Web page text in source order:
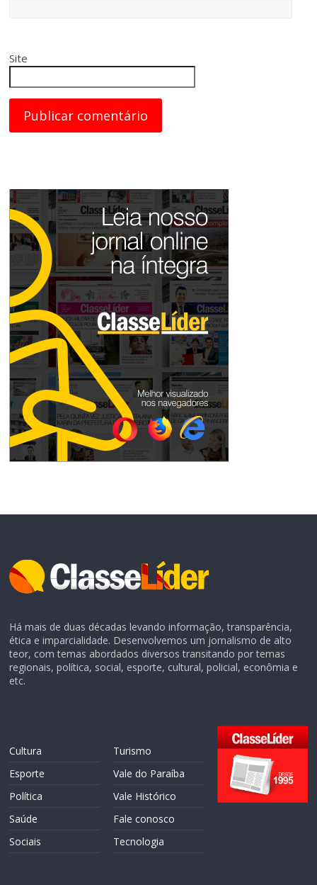
Site
Há mais de duas décadas levando informação, transparência,
ética e imparcialidade. Desenvolvemos um jornalismo de alto
teor, com temas abordados diversos transitando por temas
regionais, política, social, esporte, cultural, policial, econômia e
etc.
Cultura
Esporte
Política
Saúde
Sociais
Turismo
Vale do Paraíba
Vale Histórico
Fale conosco
Tecnologia